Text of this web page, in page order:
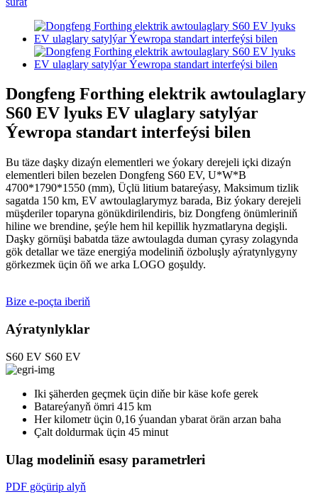
Dongfeng Forthing elektrik awtoulaglary
S60 EV lyuks EV ulaglary satylýar
Ýewropa standart interfeýsi bilen
Bu täze daşky dizaýn elementleri we ýokary derejeli içki dizaýn
elementleri bilen bezelen Dongfeng S60 EV, U*W*B
4700*1790*1550 (mm), Üçlü litium batareýasy, Maksimum tizlik
sagatda 150 km, EV awtoulaglarymyz barada, Biz ýokary derejeli
müşderiler toparyna gönükdirilendiris, biz Dongfeng önümleriniň
hiline we brendine, şeýle hem hil kepillik hyzmatlaryna degişli.
Daşky görnüşi babatda täze awtoulagda duman çyrasy zolagynda
gök detallar we täze energiýa modeliniň özboluşly aýratynlygyny
görkezmek üçin öň we arka LOGO goşuldy.
Bize e-poçta iberiň
Aýratynlyklar
S60 EV S60 EV
Iki şäherden geçmek üçin diňe bir käse kofe gerek
Batareýanyň ömri 415 km
Her kilometr üçin 0,16 ýuandan ybarat örän arzan baha
Çalt doldurmak üçin 45 minut
Ulag modeliniň esasy parametrleri
PDF göçürip alyň